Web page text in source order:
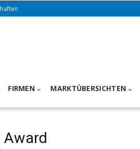
FIRMEN MARKTÜBERSICHTEN
Award